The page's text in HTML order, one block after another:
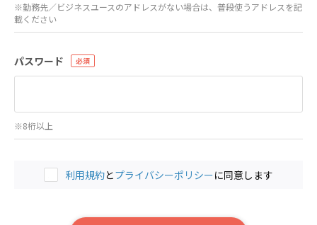
※勤務先／ビジネスユースのアドレスがない場合は、普段使うアドレスを記
載ください
パスワード
※8桁以上
利用規約とプライバシーポリシーに同意します